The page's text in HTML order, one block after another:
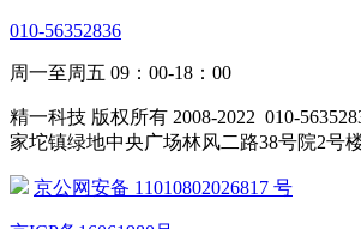
010-56352836
周一至周五 09：00-18：00
精一科技 版权所有 2008-2022 010-
家坨镇绿地中央广场林风二路38号院2号
京公网安备 11010802026817 号